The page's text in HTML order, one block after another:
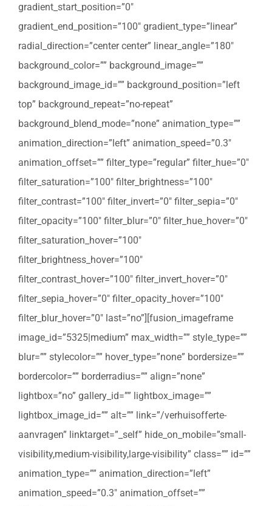
gradient_start_position=”0″
gradient_end_position=”100″ gradient_type=”linear”
radial_direction=”center center” linear_angle=”180″
background_color=”” background_image=””
background_image_id=”” background_position=”left
top” background_repeat=”no-repeat”
background_blend_mode=”none” animation_type=””
animation_direction=”left” animation_speed=”0.3″
animation_offset=”” filter_type=”regular” filter_hue=”0″
filter_saturation=”100″ filter_brightness=”100″
filter_contrast=”100″ filter_invert=”0″ filter_sepia=”0″
filter_opacity=”100″ filter_blur=”0″ filter_hue_hover=”0″
filter_saturation_hover=”100″
filter_brightness_hover=”100″
filter_contrast_hover=”100″ filter_invert_hover=”0″
filter_sepia_hover=”0″ filter_opacity_hover=”100″
filter_blur_hover=”0″ last=”no”][fusion_imageframe
image_id=”5325|medium” max_width=”” style_type=””
blur=”” stylecolor=”” hover_type=”none” bordersize=””
bordercolor=”” borderradius=”” align=”none”
lightbox=”no” gallery_id=”” lightbox_image=””
lightbox_image_id=”” alt=”” link=”/verhuisofferte-
aanvragen” linktarget=”_self” hide_on_mobile=”small-
visibility,medium-visibility,large-visibility” class=”” id=””
animation_type=”” animation_direction=”left”
animation_speed=”0.3″ animation_offset=””